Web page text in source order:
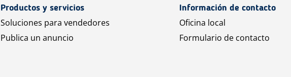
Productos y servicios
Soluciones para vendedores
Publica un anuncio
Información de contacto
Oficina local
Formulario de contacto